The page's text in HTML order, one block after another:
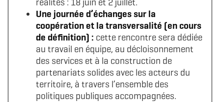
Une journée d’échanges sur la
coopération et la transversalité (en cours
de définition) : cette rencontre sera dédiée
au travail en équipe, au décloisonnement
des services et à la construction de
partenariats solides avec les acteurs du
territoire, à travers l’ensemble des
politiques publiques accompagnées.